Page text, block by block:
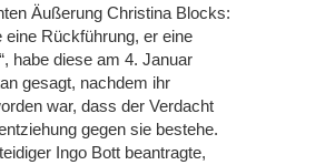
Äußerung Christina Blocks:
eine Rückführung, er eine
habe diese am 4. Januar
gesagt, nachdem ihr
war, dass der Verdacht
gegen sie bestehe.
Ingo Bott beantragte,